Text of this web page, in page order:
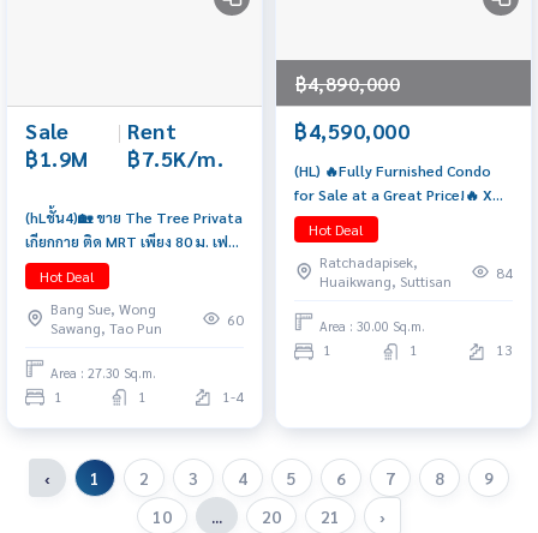
Sale
฿1.9M
| Rent
฿7.5K/m.
(hLชั้น4)🏡 ขาย The Tree Privata
เกียกกาย ติด MRT เพียง 80 ม. เฟอร์
ครบ พร้อมอยู่ ราคาเพียง 1.89ล้าน
📲 𝟎𝟔𝟒-𝟕𝟗𝟒𝟒𝟐𝟔𝟑(คุณน้ำ)
Hot Deal
Bang Sue, Wong
Sawang, Tao Pun
60
Area : 27.30 Sq.m.
1 1 1-4
฿4,890,000
฿4,590,000
(HL) 🔥Fully Furnished Condo
for Sale at a Great Price!🔥 XT
Huaikhwang (1 Bedroom, 1
Bathroom, 30 sq.m.) Only 4.59
MB!! Tel. 0922635410 Earth
Hot Deal
Ratchadapisek,
Huaikwang, Suttisan
84
Area : 30.00 Sq.m.
1 1 13
‹ 1 2 3 4 5 6 7 8
9
10
... 20 21 ›